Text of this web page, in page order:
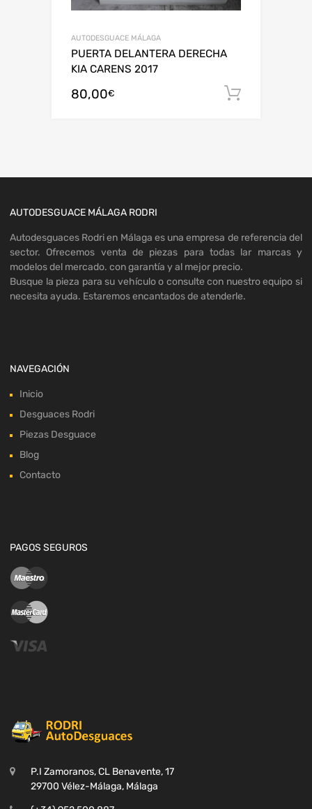
AUTODESGUACE MÁLAGA
PUERTA DELANTERA DERECHA
KIA CARENS 2017
80,00€
AUTODESGUACE MÁLAGA RODRI
Autodesguaces Rodri en Málaga es una empresa de referencia del
sector. Ofrecemos venta de piezas para todas lar marcas y
modelos del mercado. con garantía y al mejor precio.
Busque la pieza para su vehículo o consulte con nuestro equipo si
necesita ayuda. Estaremos encantados de atenderle.
NAVEGACIÓN
Inicio
Desguaces Rodri
Piezas Desguace
Blog
Contacto
PAGOS SEGUROS
P.I Zamoranos, CL Benavente, 17
29700 Vélez-Málaga, Málaga